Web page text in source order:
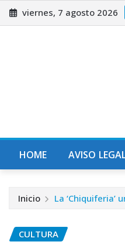
Saltar
al
viernes, 7 agosto 2026
HOME AVISO
Inicio La
CULTURA